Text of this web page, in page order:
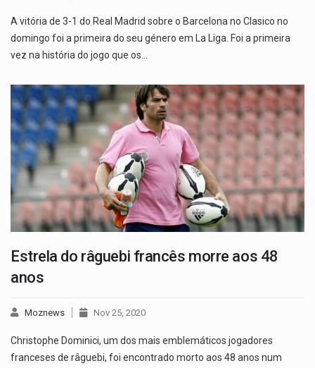
A vitória de 3-1 do Real Madrid sobre o Barcelona no Clasico no
domingo foi a primeira do seu género em La Liga. Foi a primeira
vez na história do jogo que os…
Estrela do râguebi francês morre aos 48
anos
Moznews Nov 25, 2020
Christophe Dominici, um dos mais emblemáticos jogadores
franceses de râguebi, foi encontrado morto aos 48 anos num